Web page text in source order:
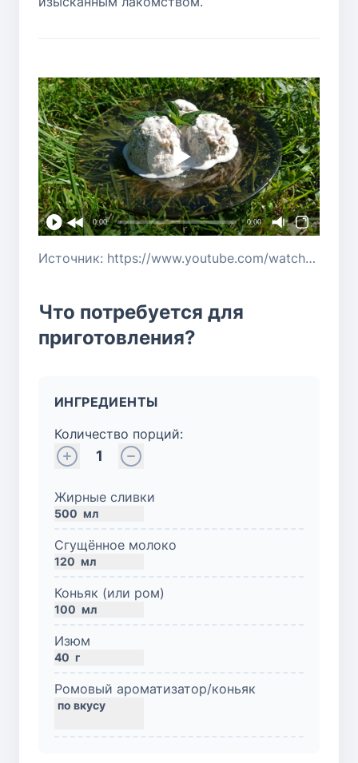
0:00 0:00
Источник: https://www.youtube.com/watch?v=eL0RsM9ei6E
Что потребуется для
приготовления?
ИНГРЕДИЕНТЫ
Количество порций:
1
Жирные сливки
500 мл
Сгущённое молоко
120 мл
Коньяк (или ром)
100 мл
Изюм
40 г
Ромовый ароматизатор/коньяк